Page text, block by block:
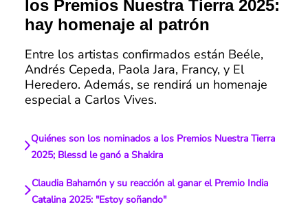
los Premios Nuestra Tierra 2025:
hay homenaje al patrón
Entre los artistas confirmados están Beéle,
Andrés Cepeda, Paola Jara, Francy, y El
Heredero. Además, se rendirá un homenaje
especial a Carlos Vives.
Quiénes son los nominados a los Premios Nuestra Tierra
2025; Blessd le ganó a Shakira
Claudia Bahamón y su reacción al ganar el Premio India
Catalina 2025: "Estoy soñando"